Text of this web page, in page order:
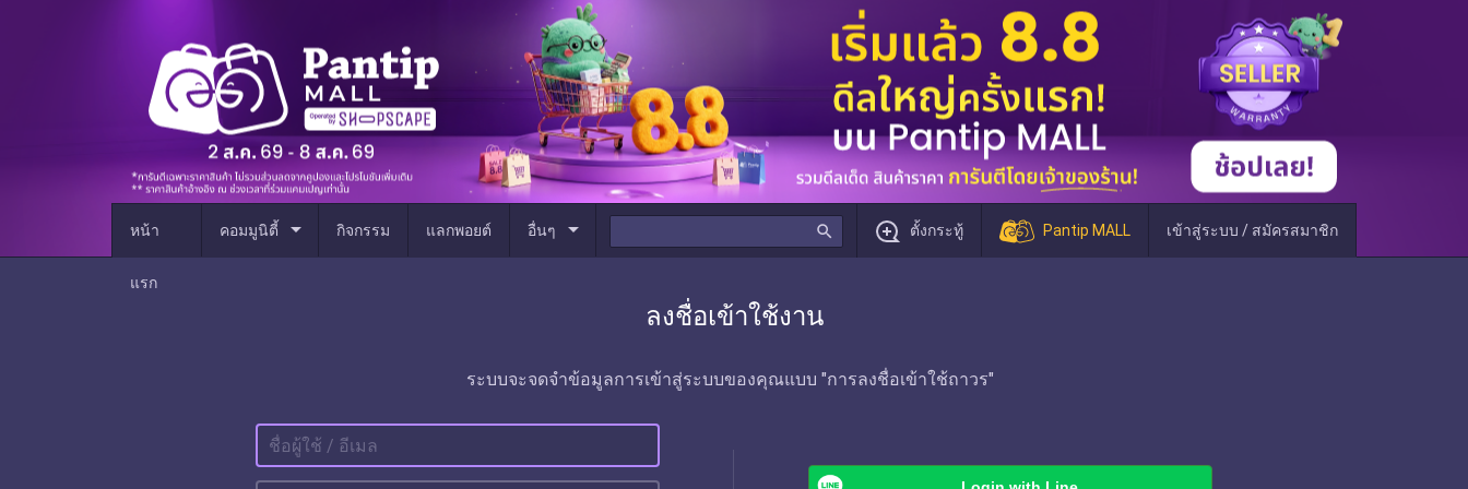
หน้า
แรก
คอมมูนิตี้ arrow_drop_down กิจกรรม แลกพอยต์ อื่นๆ arrow_drop_down search ตั้งกระทู้ Pantip MALL เข้าสู่ระบบ / สมัครสมาชิก
ลงชื่อเข้าใช้งาน
ระบบจะจดจำข้อมูลการเข้าสู่ระบบของคุณแบบ "การลงชื่อเข้าใช้ถาวร"